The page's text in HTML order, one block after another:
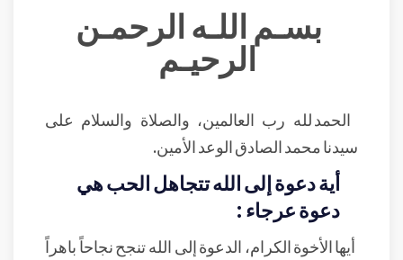
بسـم اللـه الرحمـن
الرحيـم
الحمد لله رب العالمين، والصلاة والسلام على
سيدنا محمد الصادق الوعد الأمين.
أية دعوة إلى الله تتجاهل الحب هي
دعوة عرجاء :
أيها الأخوة الكرام، الدعوة إلى الله تنجح نجاحاً باهراً